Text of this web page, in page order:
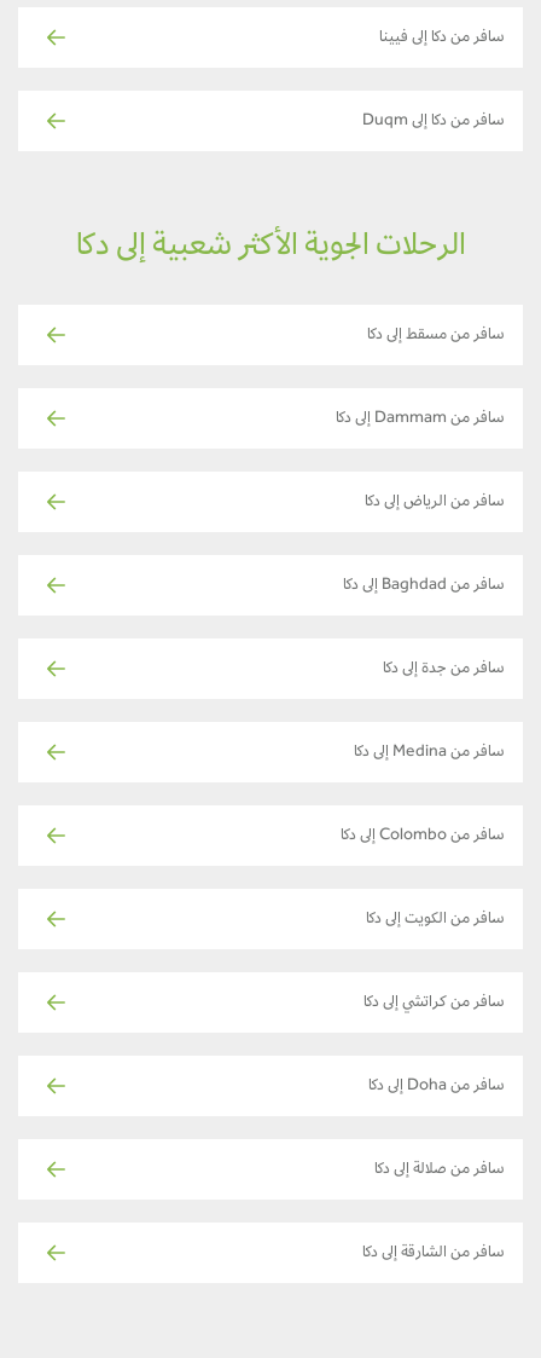
سافر من دكا إلى فيينا
سافر من دكا إلى Duqm
الرحلات الجوية الأكثر شعبية إلى دكا
سافر من مسقط إلى دكا
سافر من Dammam إلى دكا
سافر من الرياض إلى دكا
سافر من Baghdad إلى دكا
سافر من جدة إلى دكا
سافر من Medina إلى دكا
سافر من Colombo إلى دكا
سافر من الكويت إلى دكا
سافر من كراتشي إلى دكا
سافر من Doha إلى دكا
سافر من صلالة إلى دكا
سافر من الشارقة إلى دكا